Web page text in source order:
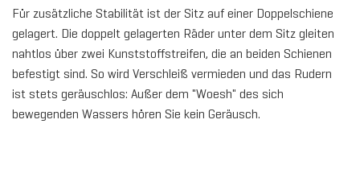
Für zusätzliche Stabilität ist der Sitz auf einer Doppelschiene
gelagert. Die doppelt gelagerten Räder unter dem Sitz gleiten
nahtlos über zwei Kunststoffstreifen, die an beiden Schienen
befestigt sind. So wird Verschleiß vermieden und das Rudern
ist stets geräuschlos: Außer dem "Woesh" des sich
bewegenden Wassers hören Sie kein Geräusch.